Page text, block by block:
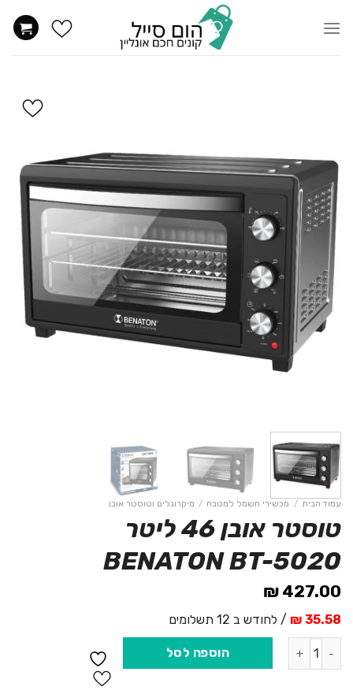
ל
WISHLIST
עמוד הבית / מכשירי חשמל למטבח / מיקרוגלים וטוסטר אובן
טוסטר אובן 46 ליטר
BENATON BT-5020
427.00
₪
35.58 ₪ / לחודש ב 12 תשלומים
כמות של טוסטר אובן 46 ליטר BENATON BT-5020 הוספה לסל